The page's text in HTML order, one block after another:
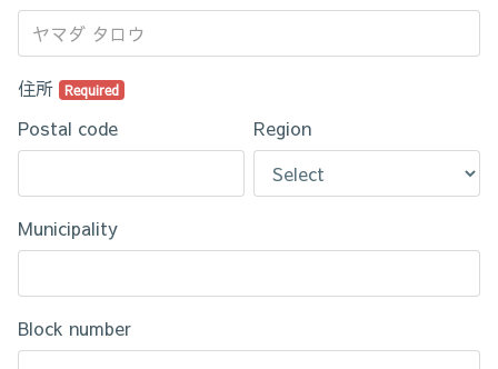
住所 Required
Postal code Region
Municipality
Block number